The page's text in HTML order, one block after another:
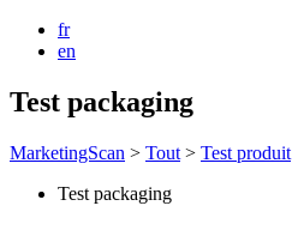
fr
en
Test packaging
MarketingScan > Tout > Test produit
Test packaging